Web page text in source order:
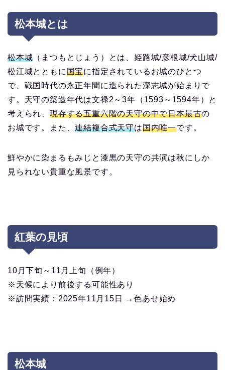
松本城とは
松本城 （まつもとじょう）とは、姫路城/彦根城/犬山城/
松江城とともに国宝に指定されているお城のひとつ
で、戦国時代の永正年間に造られた深志城が始まりで
す。天守の築造年代は文禄2～3年（1593～1594年）と
考えられ、 現存する五重六階の天守の中で日本最古の
お城です。また、連結複合式天守は国内唯一です。
鮮やかに染まるもみじと漆黒の天守の共演は秋にしか
見られない貴重な風景です。
紅葉の見頃
10月下旬～11月上旬（例年）
※天候により前後する可能性あり
※訪問実績：2025年11月15日 →色あせ始め
松本城